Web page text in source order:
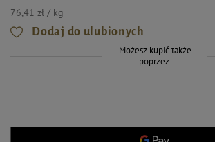
76,41 zł / kg
Dodaj do ulubionych
Możesz kupić także
poprzez: